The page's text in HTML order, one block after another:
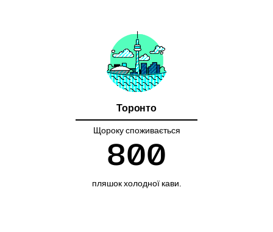
Торонто
Щороку споживається
800
пляшок холодної кави.